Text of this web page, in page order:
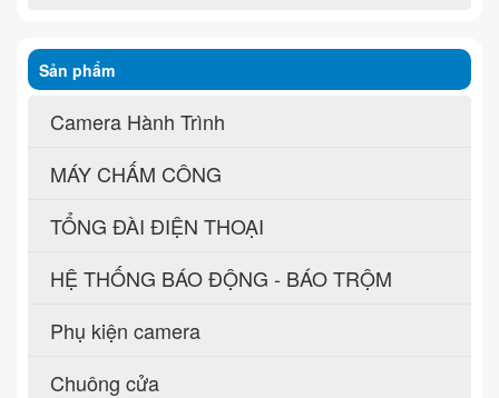
Sản phẩm
Camera Hành Trình
MÁY CHẤM CÔNG
TỔNG ĐÀI ĐIỆN THOẠI
HỆ THỐNG BÁO ĐỘNG - BÁO TRỘM
Phụ kiện camera
Chuông cửa